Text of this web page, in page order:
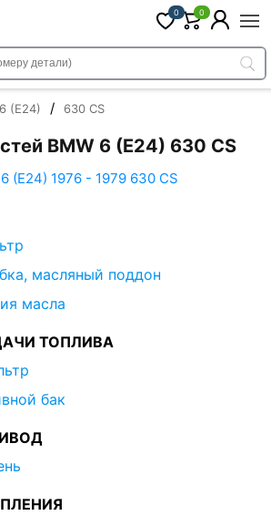
0 0
6 (E24) / 630 CS
BMW 6 (E24) 630 CS
(E24) 1976 - 1979 630 CS
масляный поддон
масла
ТОПЛИВА
бак